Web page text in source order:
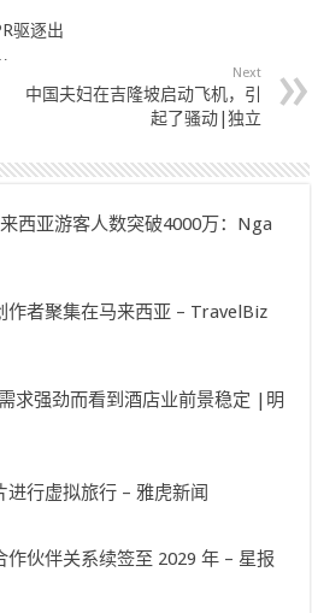
驱逐出
Next
中国夫妇在吉隆坡启动飞机，引
起了骚动|独立
西亚游客人数突破4000万：Nga
作者聚集在马来西亚 – TravelBiz
求强劲而看到酒店业前景稳定 |明
行虚拟旅行 – 雅虎新闻
作伙伴关系续签至 2029 年 – 星报